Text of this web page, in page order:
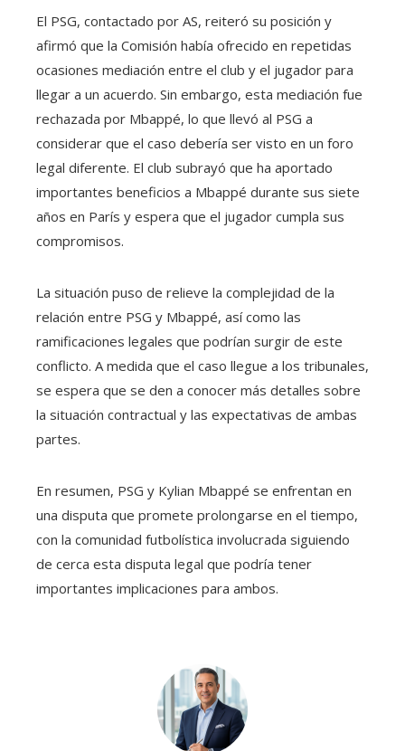
El PSG, contactado por AS, reiteró su posición y
afirmó que la Comisión había ofrecido en repetidas
ocasiones mediación entre el club y el jugador para
llegar a un acuerdo. Sin embargo, esta mediación fue
rechazada por Mbappé, lo que llevó al PSG a
considerar que el caso debería ser visto en un foro
legal diferente. El club subrayó que ha aportado
importantes beneficios a Mbappé durante sus siete
años en París y espera que el jugador cumpla sus
compromisos.
La situación puso de relieve la complejidad de la
relación entre PSG y Mbappé, así como las
ramificaciones legales que podrían surgir de este
conflicto. A medida que el caso llegue a los tribunales,
se espera que se den a conocer más detalles sobre
la situación contractual y las expectativas de ambas
partes.
En resumen, PSG y Kylian Mbappé se enfrentan en
una disputa que promete prolongarse en el tiempo,
con la comunidad futbolística involucrada siguiendo
de cerca esta disputa legal que podría tener
importantes implicaciones para ambos.